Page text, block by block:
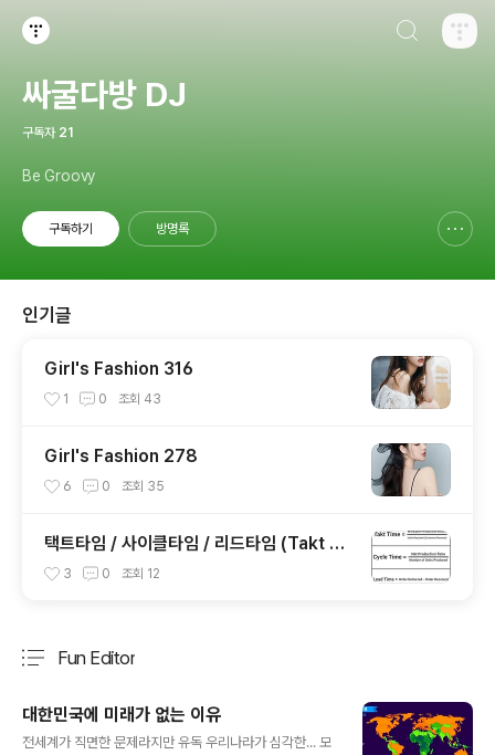
싸굴다방 DJ
구독자 21
Be Groovy
구독하기 방명록
인기글
Girl's Fashion 316
1 0 조회 43
Girl's Fashion 278
6 0 조회 35
택트타임 / 사이클타임 / 리드타임 (Takt Ti
me / Cycle Time / Lead Time)
3 0 조회 12
Fun Editor
대한민국에 미래가 없는 이유
전세계가 직면한 문제라지만 유독 우리나라가 심각한... 모